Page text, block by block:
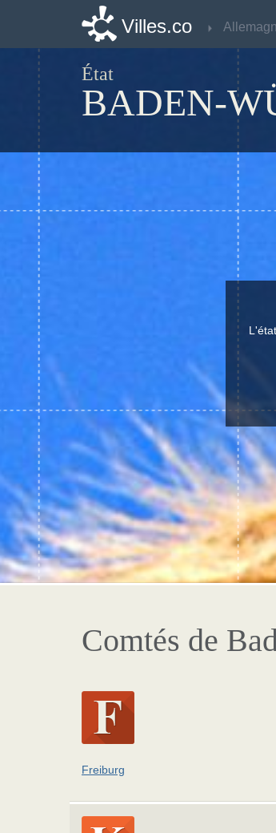
Villes.co
État
BADEN-
Comtés de
Freiburg
Villes.co